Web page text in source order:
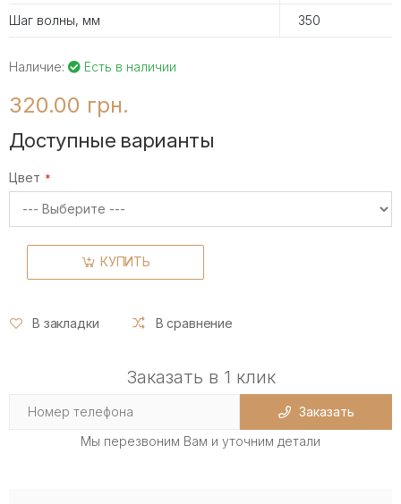
Шаг волны, мм 350
Наличие: Есть в наличии
320.00 грн.
Доступные варианты
Цвет
КУПИТЬ
В закладки В сравнение
Заказать в 1 клик
Заказать
Мы перезвоним Вам и уточним детали